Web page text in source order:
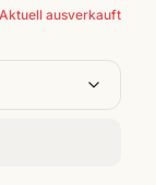
Aktuell ausverkauft